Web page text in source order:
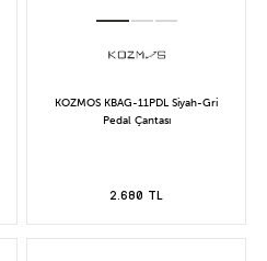
KOZMOS KBAG-11PDL Siyah-Gri
Pedal Çantası
2.680 TL